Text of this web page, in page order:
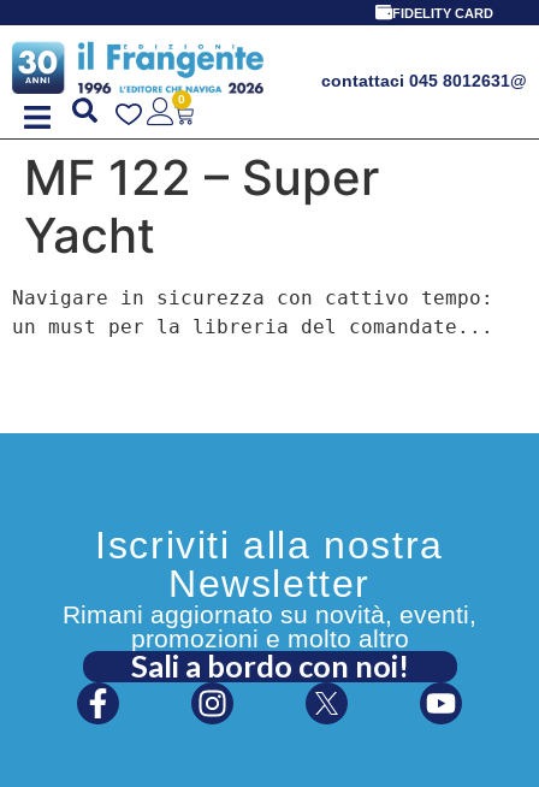
FIDELITY CARD
contattaci 045 8012631@
0
MF 122 – Super
Yacht
Navigare in sicurezza con cattivo tempo:
un must per la libreria del comandate...
Iscriviti alla nostra
Newsletter
Rimani aggiornato su novità, eventi,
promozioni e molto altro
Sali a bordo con noi!